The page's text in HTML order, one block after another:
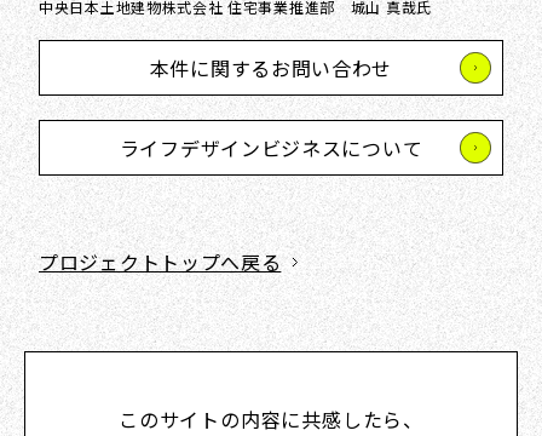
中央日本土地建物株式会社 住宅事業推進部 城山 真哉氏
本件に関するお問い合わせ
ライフデザインビジネスについて
プロジェクトトップへ戻る
このサイトの内容に共感したら、